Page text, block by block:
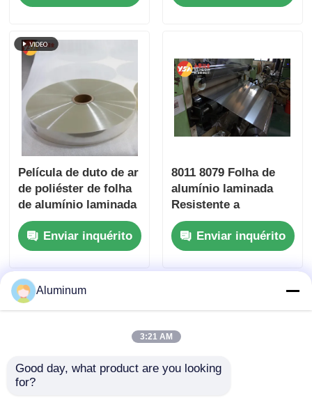
isolamento térmico,
economia de energia
na construção
embalagens
industriais
Película de duto de ar
de poliéster de folha
de alumínio laminada
PET Poly de 100 mm
de espessura
Enviar inquérito
8011 8079 Folha de
alumínio laminada
Resistente a
perfuração Alta
barreira Para
Farmácia Bolhas
Alimentos
Isolamento térmico
Enviar inquérito
Aluminum
3:21 AM
Good day, what product are you looking
for?